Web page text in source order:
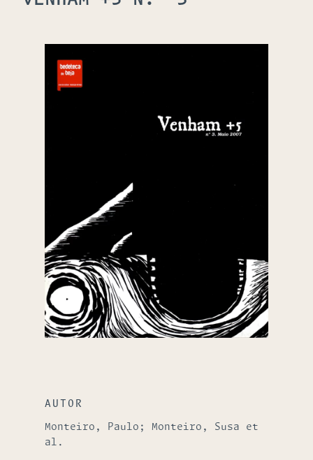
AUTOR
Monteiro, Paulo; Monteiro, Susa et
al.